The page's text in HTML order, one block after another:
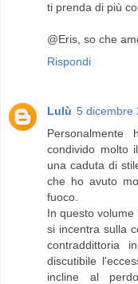
ti prenda di più
@Eris, so che
Rispondi
Lulù 5 dicembre
condivido molto
una caduta di
che ho avuto
fuoco.
In questo
si incentra sulla
contraddittoria
discutibile
incline al